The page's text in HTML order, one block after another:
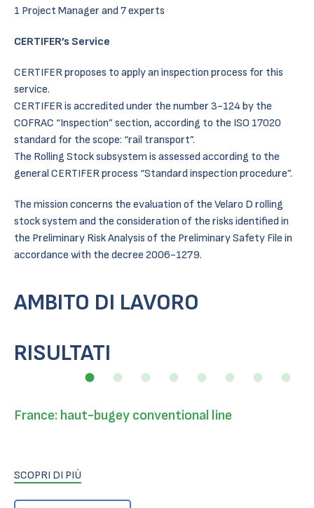
1 Project Manager and 7 experts
CERTIFER’s Service
CERTIFER proposes to apply an inspection process for this
service.
CERTIFER is accredited under the number 3-124 by the
COFRAC “Inspection” section, according to the ISO 17020
standard for the scope: “rail transport”.
The Rolling Stock subsystem is assessed according to the
general CERTIFER process “Standard inspection procedure”.
The mission concerns the evaluation of the Velaro D rolling
stock system and the consideration of the risks identified in
the Preliminary Risk Analysis of the Preliminary Safety File in
accordance with the decree 2006-1279.
AMBITO DI LAVORO
RISULTATI
France: haut-bugey conventional line
SCOPRI DI PIÙ